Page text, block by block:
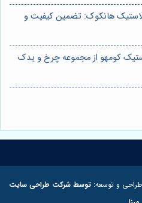
لاستیک هانکوک: تضمین کیفیت و
کومهو از مجموعه چرخ و یدک
و توسعه: توسط شرکت طراحی سایت